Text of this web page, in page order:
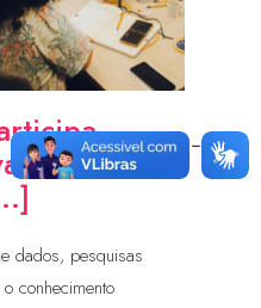
da
dados, pesquisas
conhecimento